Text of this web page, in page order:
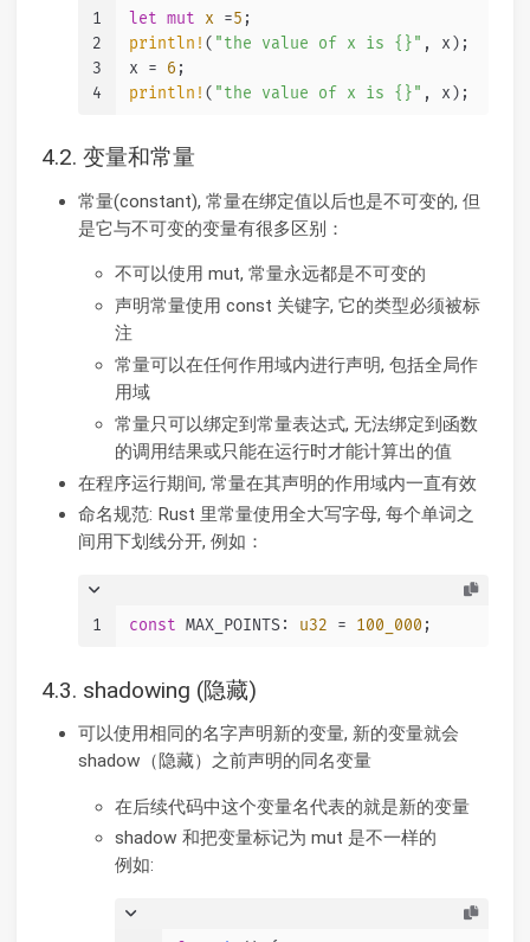
1
2
3
4
let mut x =5 ;
println! ( "the value of x is {}" , x);
x = 6 ;
println! ( "the value of x is {}" , x);
4.2. 变量和常量
常量(constant), 常量在绑定值以后也是不可变的, 但
是它与不可变的变量有很多区别：
不可以使用 mut, 常量永远都是不可变的
声明常量使用 const 关键字, 它的类型必须被标
注
常量可以在任何作用域内进行声明, 包括全局作
用域
常量只可以绑定到常量表达式, 无法绑定到函数
的调用结果或只能在运行时才能计算出的值
在程序运行期间, 常量在其声明的作用域内一直有效
命名规范: Rust 里常量使用全大写字母, 每个单词之
间用下划线分开, 例如：
1 const MAX_POINTS: u32 = 100_000 ;
4.3. shadowing (隐藏)
可以使用相同的名字声明新的变量, 新的变量就会
shadow（隐藏）之前声明的同名变量
在后续代码中这个变量名代表的就是新的变量
shadow 和把变量标记为 mut 是不一样的
例如: